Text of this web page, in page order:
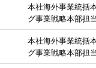
本社海外事業統括
グ事業戦略本部担
本社海外事業統括
グ事業戦略本部担